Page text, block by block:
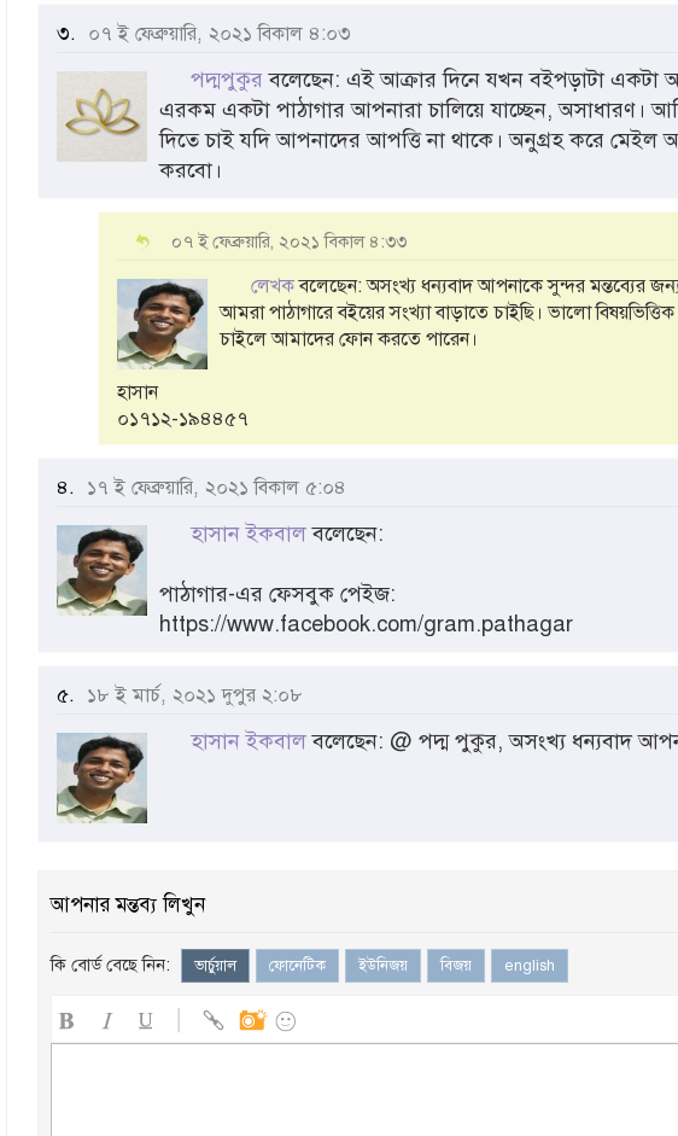
৩. ০৭ ই ফেব্রুয়ারি, ২০২১ বিকাল ৪:০৩
পদ্মপুকুর বলেছেন: এই আক্রার দিনে যখন বইপড়াটা একটা
এরকম একটা পাঠাগার আপনারা চালিয়ে যাচ্ছেন, অসাধারণ।
দিতে চাই যদি আপনাদের আপত্তি না থাকে। অনুগ্রহ করে মেইল
করবো।
০৭ ই ফেব্রুয়ারি, ২০২১ বিকাল ৪:৩৩
লেখকবলেছেন: অসংখ্য ধন্যবাদ আপনাকে সুন্দর মন্তব্যের
আমরা পাঠাগারে বইয়ের সংখ্যা বাড়াতে চাইছি। ভালো
চাইলে আমাদের ফোন করতে পারেন।
হাসান
০১৭১২-১৯৪৪৫৭
৪. ১৭ ই ফেব্রুয়ারি, ২০২১ বিকাল ৫:০৪
হাসান ইকবালবলেছেন:
পাঠাগার-এর ফেসবুক পেইজ:
https://www.facebook.com/gram.pathagar
৫. ১৮ ই মার্চ, ২০২১ দুপুর ২:০৮
হাসান ইকবালবলেছেন: @ পদ্ম পুকুর, অসংখ্য ধন্যবাদ
আপনার মন্তব্য লিখুন
কি বোর্ড বেছে নিন: ভার্চুয়াল ফোনেটিক ইউনিজয় বিজয় english